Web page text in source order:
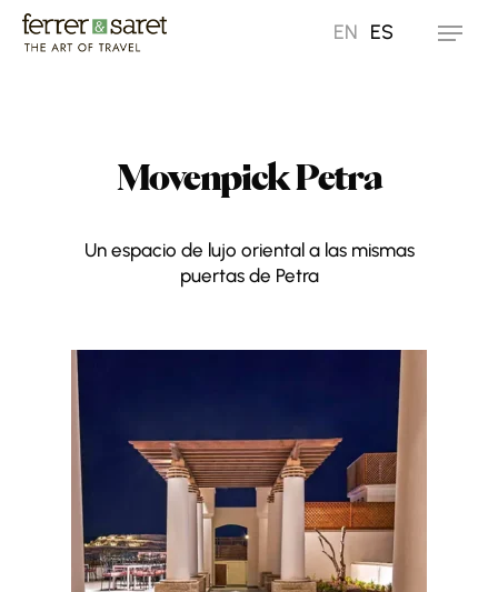
Skip
EN ES Menu
Movenpick Petra
Un espacio de lujo oriental a las mismas
puertas de Petra